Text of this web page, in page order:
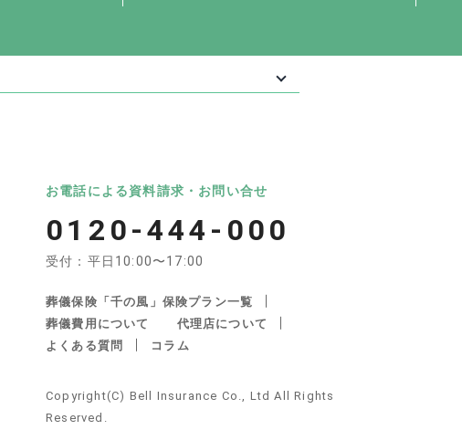
相続不動産サポート 安心できる遺品整理
お電話による資料請求・お問い合せ
0120-444-000
受付：平日10:00〜17:00
葬儀保険「千の風」保険プラン一覧
葬儀費用について
代理店について
よくある質問
コラム
Copyright(C) Bell Insurance Co., Ltd All Rights
Reserved.